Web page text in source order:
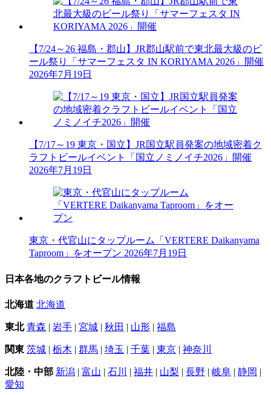
【7/24～26 福島・郡山】JR郡山駅前で東北最大級のビ
ール祭り「サマーフェスタ IN KORIYAMA 2026」開催
2026年7月19日
【7/17～19 東京・国立】JR国立駅員発案の地域密着ク
ラフトビールイベント「国立ノミノイチ2026」開催
2026年7月19日
東京・代官山にタップルーム「VERTERE Daikanyama
Taproom」をオープン 2026年7月19日
日本各地のクラフトビール情報
北海道 北海道
東北 青森 | 岩手 | 宮城 | 秋田 | 山形 | 福島
関東 茨城 | 栃木 | 群馬 | 埼玉 | 千葉 | 東京 | 神奈川
北陸・中部 新潟 | 富山 | 石川 | 福井 | 山梨 | 長野 | 岐阜 | 静岡 |
愛知